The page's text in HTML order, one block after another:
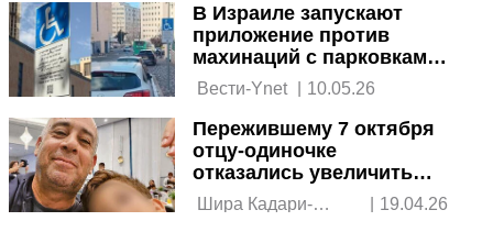
В Израиле запускают
приложение против
махинаций с парковками
для инвалидов
Вести-Ynet | 10.05.26
Пережившему 7 октября
отцу-одиночке
отказались увеличить
пособие
Шира Кадари-
19.04.26